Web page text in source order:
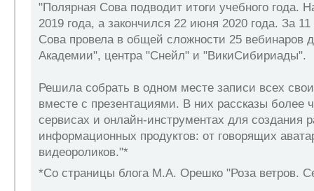
"Полярная Сова подводит итоги учебного года.
2019 года, а закончился 22 июня 2020 года. За
Сова провела в общей сложности 25 вебинаров
Академии", центра "Снейл" и "ВикиСибириады".
Решила собрать в одном месте записи всех
вместе с презентациями. В них рассказы более
сервисах и онлайн-инструментах для создания
информационных продуктов: от говорящих
видеороликов."*
*Со страницы блога М.А. Орешко "Роза ветров.